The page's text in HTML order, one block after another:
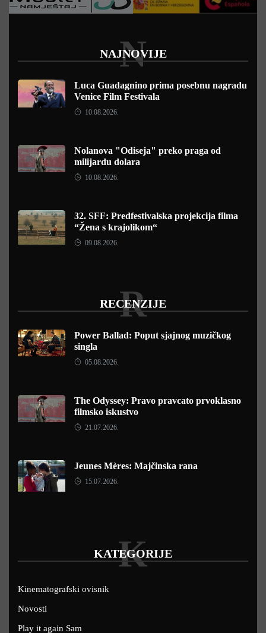
NAJNOVIJE
N
Luca Guadagnino prima posebnu nagradu
Venice Film Festivala
10.08.2026.
Nolanova "Odiseja" preko praga od
milijardu dolara
10.08.2026.
32. SFF: Predfestivalska projekcija filma
“Žena s krajolikom“
09.08.2026.
RECENZIJE
R
Power Ballad: Poput sjajnog muzičkog
singla
05.08.2026.
The Odyssey: Pravo pravcato prvoklasno
filmsko iskustvo
21.07.2026.
Jeunes Mères: Majčinska rana
15.07.2026.
KATEGORIJE
K
Kinematografski ovisnik
Novosti
Play it again Sam